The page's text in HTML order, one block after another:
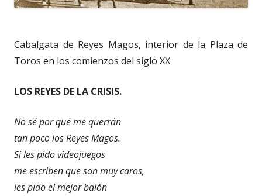
Cabalgata de Reyes Magos, interior de la Plaza de
Toros en los comienzos del siglo XX
LOS REYES DE LA CRISIS.
No sé por qué me querrán
tan poco los Reyes Magos.
Si les pido videojuegos
me escriben que son muy caros,
les pido el mejor balón